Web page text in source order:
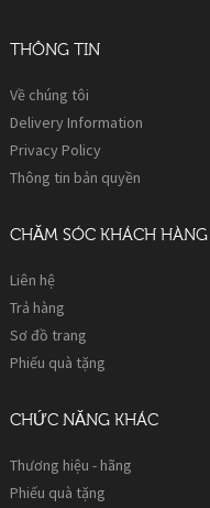
THÔNG TIN
Về chúng tôi
Delivery Information
Privacy Policy
Thông tin bản quyền
CHĂM SÓC KHÁCH HÀNG
Liên hệ
Trả hàng
Sơ đồ trang
Phiếu quà tặng
CHỨC NĂNG KHÁC
Thương hiệu - hãng
Phiếu quà tặng